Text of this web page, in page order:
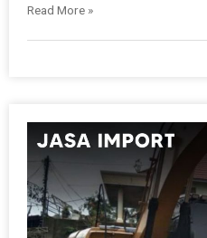
Read More »